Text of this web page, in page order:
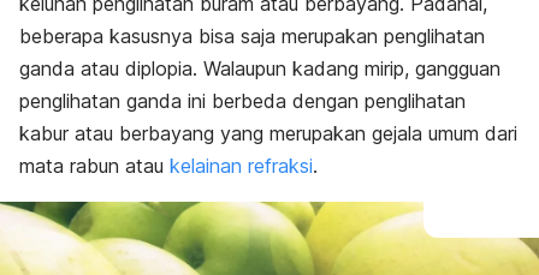
beberapa kasusnya bisa saja merupakan penglihatan
ganda atau diplopia. Walaupun kadang mirip, gangguan
penglihatan ganda ini berbeda dengan penglihatan
kabur atau berbayang yang merupakan gejala umum dari
mata rabun atau kelainan refraksi.